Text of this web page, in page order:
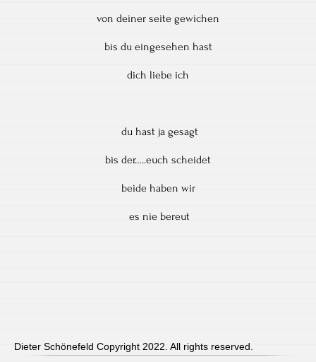
von deiner seite gewichen
bis du eingesehen hast
dich liebe ich
du hast ja gesagt
bis der…..euch scheidet
beide haben wir
es nie bereut
Dieter Schönefeld Copyright 2022. All rights reserved.